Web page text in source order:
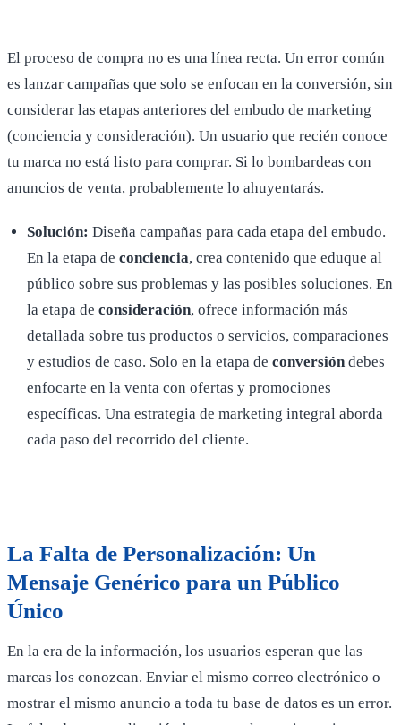
El proceso de compra no es una línea recta. Un error común
es lanzar campañas que solo se enfocan en la conversión, sin
considerar las etapas anteriores del embudo de marketing
(conciencia y consideración). Un usuario que recién conoce
tu marca no está listo para comprar. Si lo bombardeas con
anuncios de venta, probablemente lo ahuyentarás.
Solución: Diseña campañas para cada etapa del embudo.
En la etapa deconciencia, crea contenido que eduque al
público sobre sus problemas y las posibles soluciones. En
la etapa deconsideración, ofrece información más
detallada sobre tus productos o servicios, comparaciones
y estudios de caso. Solo en la etapa deconversión debes
enfocarte en la venta con ofertas y promociones
específicas. Una estrategia de marketing integral aborda
cada paso del recorrido del cliente.
La Falta de Personalización: Un
Mensaje Genérico para un Público
Único
En la era de la información, los usuarios esperan que las
marcas los conozcan. Enviar el mismo correo electrónico o
mostrar el mismo anuncio a toda tu base de datos es un error.